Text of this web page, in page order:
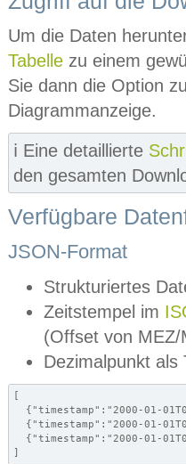
Um die Daten
Tabelle zu einem
Sie dann die Option
Diagrammanzeige.
ℹ️ Eine detaillierte
den gesamten
Verfügbare
JSON-Format
Strukturiertes
Zeitstempel im
(Offset von MEZ/
Dezimalpunkt als
[
{"timestamp":"2000-01-
{"timestamp":"2000-01-
{"timestamp":"2000-01-
]